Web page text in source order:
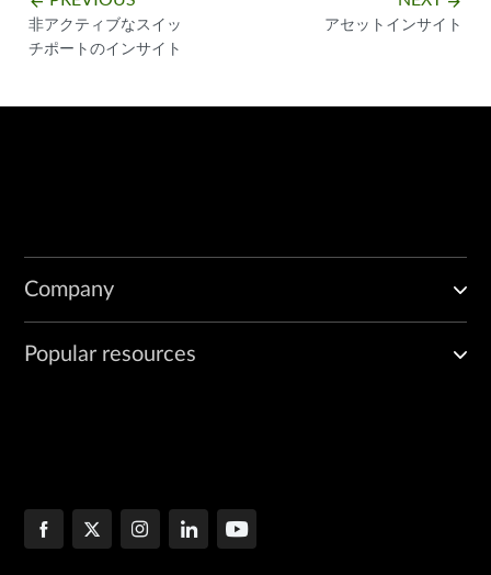
非アクティブなスイッ
チポートのインサイト
アセットインサイト
Company
Popular resources